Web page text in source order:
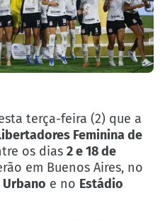
terça-feira (2) que a
Feminina de
os dias 2 e 18 de
em Buenos Aires, no
Urbano e no Estádio